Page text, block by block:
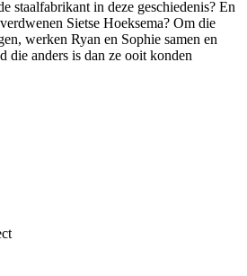
staalfabrikant in deze geschiedenis? En
Sietse Hoeksema? Om die
werken Ryan en Sophie samen en
die anders is dan ze ooit konden